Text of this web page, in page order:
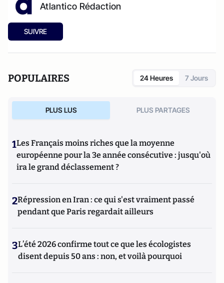
Atlantico Rédaction
SUIVRE
POPULAIRES 24 Heures 7 Jours
PLUS LUS PLUS PARTAGES
1Les Français moins riches que la moyenne
européenne pour la 3e année consécutive : jusqu'où
ira le grand déclassement ?
2Répression en Iran : ce qui s'est vraiment passé
pendant que Paris regardait ailleurs
3L’été 2026 confirme tout ce que les écologistes
disent depuis 50 ans : non, et voilà pourquoi